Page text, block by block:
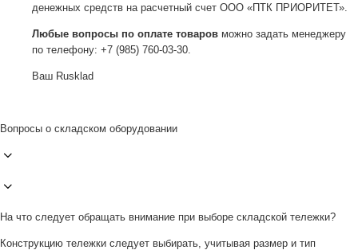
денежных средств на расчетный счет ООО «ПТК ПРИОРИТЕТ».
Любые вопросы по оплате товаров можно задать менеджеру
по телефону: +7 (985) 760-03-30.
Ваш Rusklad
Вопросы о складском оборудовании
На что следует обращать внимание при выборе складской тележки?
Конструкцию тележки следует выбирать, учитывая размер и тип